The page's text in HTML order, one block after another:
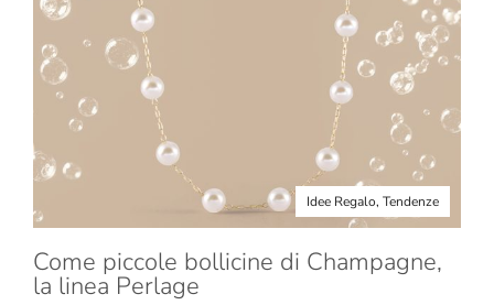
Idee Regalo, Tendenze
Come piccole bollicine di Champagne,
la linea Perlage